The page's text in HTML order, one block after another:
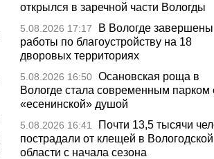
открылся в заречной части Вологды
5.08.2026 17:17
В Вологде завершены
работы по благоустройству на 18
дворовых территориях
5.08.2026 16:50 Осановская роща в
Вологде стала современным парком
«есенинской» душой
5.08.2026 16:41
Почти 13,5 тысячи
пострадали от клещей в Вологодской
области с начала сезона